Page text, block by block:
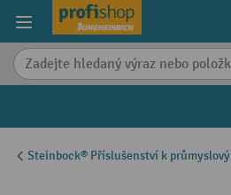
content
Steinbock® Příslušenství k